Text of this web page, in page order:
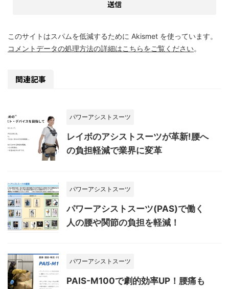
このサイトはスパムを低減するために Akismet を使っています。
コメントデータの処理方法の詳細はこちらをご覧ください。
関連記事
パワーアシストスーツ
レイボのアシストスーツが革新!腰へ
の負担軽減で業界に変革
パワーアシストスーツ
パワーアシストスーツ(PAS)で働く
人の腰や関節の負担を軽減！
パワーアシストスーツ
PAIS-M100で劇的効率UP！腰痛も